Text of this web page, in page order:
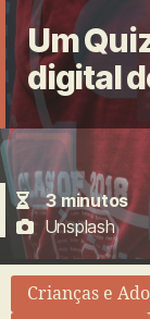
Um
digital
3minutos
Unsplash
Crianças e